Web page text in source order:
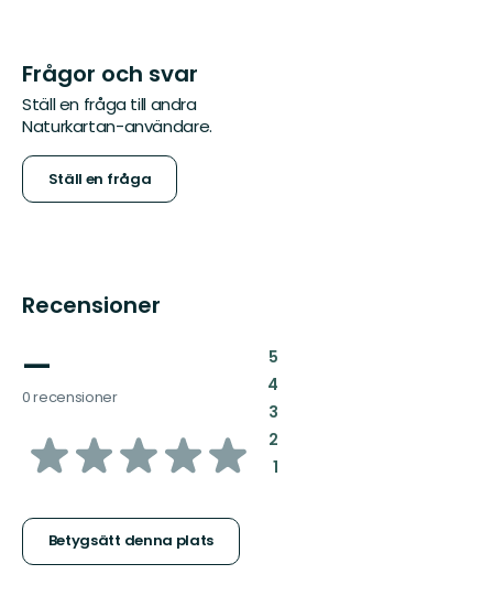
Frågor och svar
Ställ en fråga till andra
Naturkartan-användare.
Ställ en fråga
Recensioner
—
0 recensioner
av
stjärnor
Betygsätt denna plats
5:
4:
3:
2:
1: